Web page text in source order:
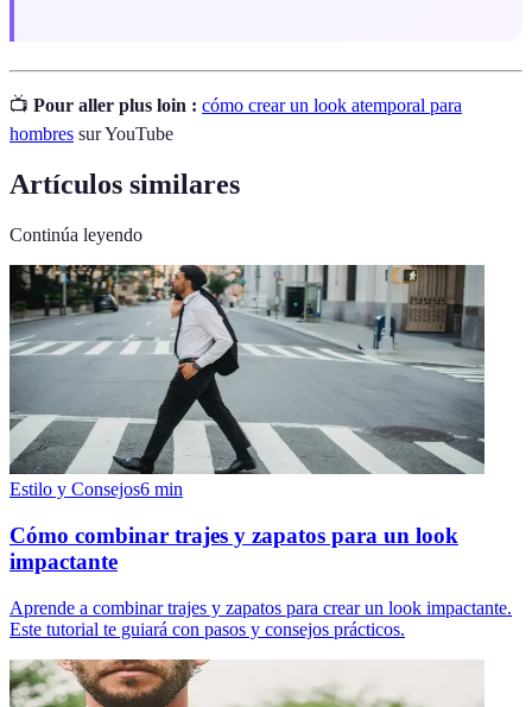
📺 Pour aller plus loin : cómo crear un look atemporal para
hombres sur YouTube
Artículos similares
Continúa leyendo
Estilo y Consejos6 min
Cómo combinar trajes y zapatos para un look
impactante
Aprende a combinar trajes y zapatos para crear un look impactante.
Este tutorial te guiará con pasos y consejos prácticos.